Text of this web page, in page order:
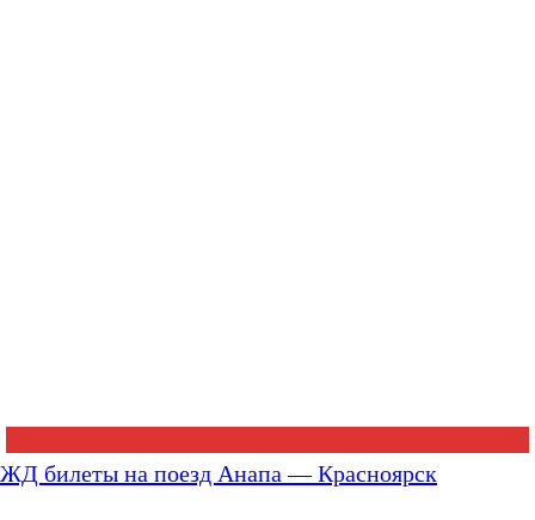
ЖД билеты на поезд Анапа — Красноярск